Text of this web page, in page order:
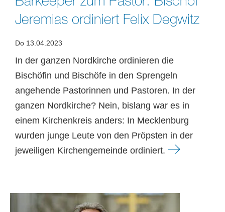
Jeremias ordiniert Felix Degwitz
Do 13.04.2023
In der ganzen Nordkirche ordinieren die
Bischöfin und Bischöfe in den Sprengeln
angehende Pastorinnen und Pastoren. In der
ganzen Nordkirche? Nein, bislang war es in
einem Kirchenkreis anders: In Mecklenburg
wurden junge Leute von den Pröpsten in der
jeweiligen Kirchengemeinde ordiniert.